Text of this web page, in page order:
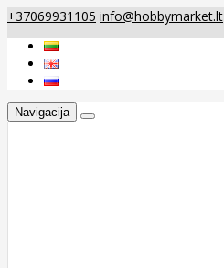
+37069931105 info@hobbymarket.lt
Navigacija